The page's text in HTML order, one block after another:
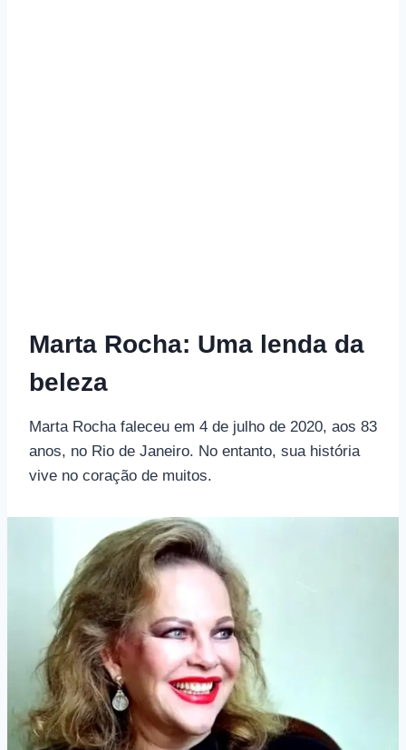
Marta Rocha: Uma lenda da
beleza
Marta Rocha faleceu em 4 de julho de 2020, aos 83
anos, no Rio de Janeiro. No entanto, sua história
vive no coração de muitos.